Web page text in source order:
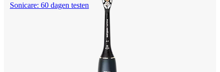
Sonicare: 60 dagen testen